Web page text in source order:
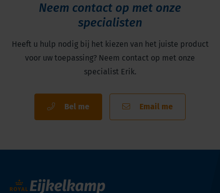
Neem contact op met onze
specialisten
Heeft u hulp nodig bij het kiezen van het juiste product
voor uw toepassing? Neem contact op met onze
specialist Erik.
Bel me Email me